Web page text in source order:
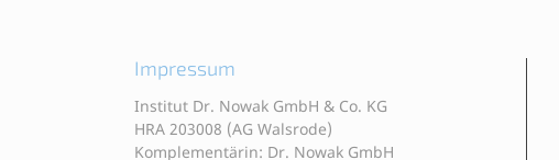
Impressum
Institut Dr. Nowak GmbH & Co. KG
HRA 203008 (AG Walsrode)
Komplementärin: Dr. Nowak GmbH